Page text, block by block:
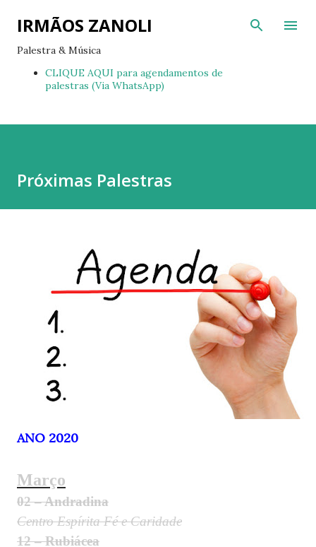
Pular para o conteúdo principal
IRMÃOS ZANOLI
Palestra & Música
CLIQUE AQUI para agendamentos de
palestras (Via WhatsApp)
Próximas Palestras
ANO 2020
Março
02 – Andradina
Centro Espírita Fé e Caridade
12 – Rubiácea